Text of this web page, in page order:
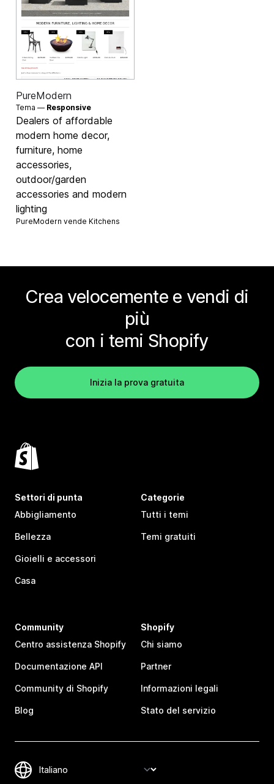
PureModern
Tema — Responsive
Dealers of affordable
modern home decor,
furniture, home
accessories,
outdoor/garden
accessories and modern
lighting
PureModern vende Kitchens
Crea velocemente e vendi di
più
con i temi Shopify
Inizia la prova gratuita
Settori di punta
Abbigliamento
Bellezza
Gioielli e accessori
Casa
Categorie
Tutti i temi
Temi gratuiti
Community
Centro assistenza Shopify
Documentazione API
Community di Shopify
Blog
Shopify
Chi siamo
Partner
Informazioni legali
Stato del servizio